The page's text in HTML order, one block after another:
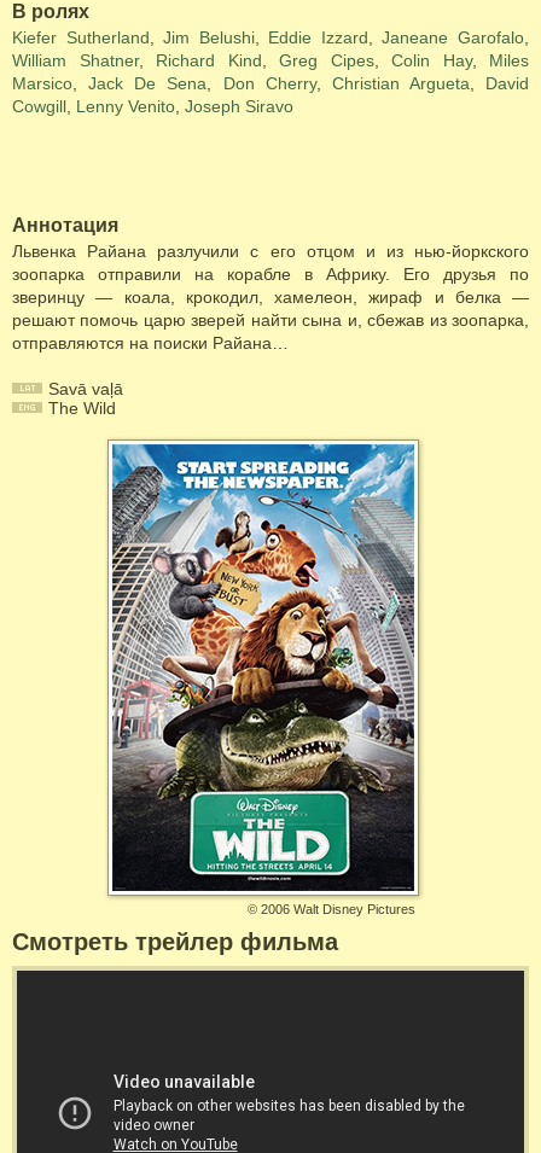
В ролях
Kiefer Sutherland ,Jim Belushi, Eddie Izzard ,Janeane Garofalo
William Shatner, Richard Kind Greg Cipes, Colin Hay, Miles
Marsico ,Jack De Sena Don Cherry, Christian Argueta
David
Cowgill Lenny Venito Joseph Siravo
Аннотация
Львенка Райана разлучили с его отцом и из нью-йоркского
зоопарка отправили на корабле в Африку. Его друзья по
зверинцу — коала, крокодил, хамелеон, жираф и белка —
решают помочь царю зверей найти сына и, сбежав из зоопарка,
отправляются на поиски Райана…
Savā vaļā
The Wild
© 2006 Walt Disney Pictures
Смотреть трейлер фильма